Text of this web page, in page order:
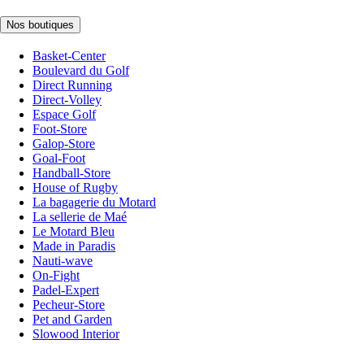
Nos boutiques
Basket-Center
Boulevard du Golf
Direct Running
Direct-Volley
Espace Golf
Foot-Store
Galop-Store
Goal-Foot
Handball-Store
House of Rugby
La bagagerie du Motard
La sellerie de Maé
Le Motard Bleu
Made in Paradis
Nauti-wave
On-Fight
Padel-Expert
Pecheur-Store
Pet and Garden
Slowood Interior